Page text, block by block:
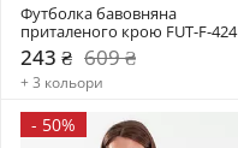
Футболка бавовняна
приталеного крою FUT-F-424
243 ₴ 609 ₴
+ 3 кольори
- 50%